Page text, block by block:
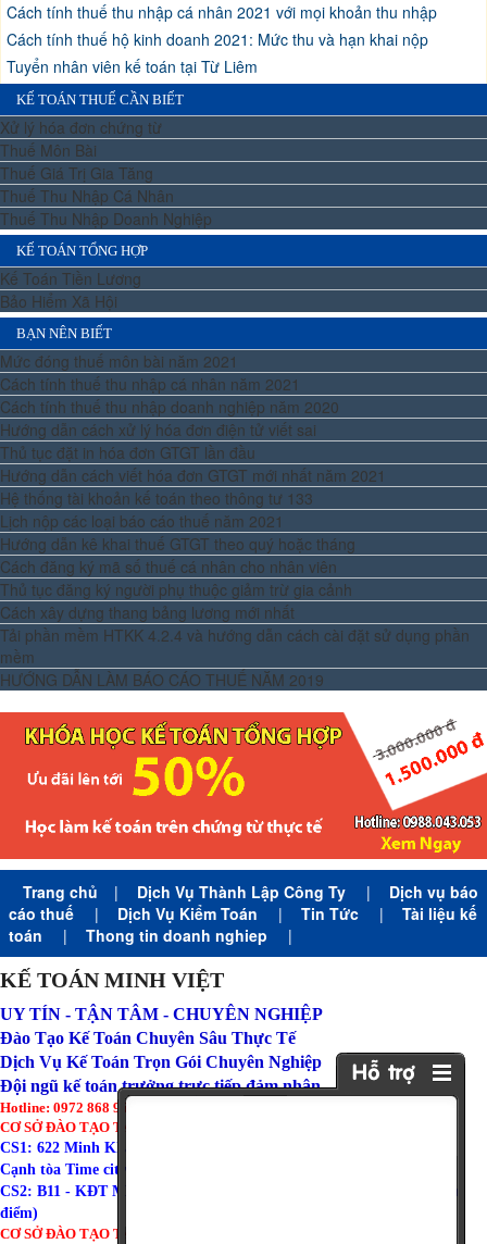
Cách tính thuế thu nhập cá nhân 2021 với mọi khoản thu nhập
Cách tính thuế hộ kinh doanh 2021: Mức thu và hạn khai nộp
Tuyển nhân viên kế toán tại Từ Liêm
KẾ TOÁN THUẾ CẦN BIẾT
Xử lý hóa đơn chứng từ
Thuế Môn Bài
Thuế Giá Trị Gia Tăng
Thuế Thu Nhập Cá Nhân
Thuế Thu Nhập Doanh Nghiệp
KẾ TOÁN TỔNG HỢP
Kế Toán Tiền Lương
Bảo Hiểm Xã Hội
BẠN NÊN BIẾT
Mức đóng thuế môn bài năm 2021
Cách tính thuế thu nhập cá nhân năm 2021
Cách tính thuế thu nhập doanh nghiệp năm 2020
Hướng dẫn cách xử lý hóa đơn điện tử viết sai
Thủ tục đặt in hóa đơn GTGT lần đầu
Hướng dẫn cách viết hóa đơn GTGT mới nhất năm 2021
Hệ thống tài khoản kế toán theo thông tư 133
Lịch nộp các loại báo cáo thuế năm 2021
Hướng dẫn kê khai thuế GTGT theo quý hoặc tháng
Cách đăng ký mã số thuế cá nhân cho nhân viên
Thủ tục đăng ký người phụ thuộc giảm trừ gia cảnh
Cách xây dựng thang bảng lương mới nhất
Tải phần mềm HTKK 4.2.4 và hướng dẫn cách cài đặt sử dụng phần
mềm
HƯỚNG DẪN LÀM BÁO CÁO THUẾ NĂM 2019
Trang chủ | Dịch Vụ Thành Lập Công Ty |
Dịch vụ báo
cáo thuế
| Dịch Vụ Kiểm Toán | Tin Tức |
Tài liệu kế
toán
| Thong tin doanh nghiep |
KẾ TOÁN MINH VIỆT
UY TÍN - TẬN TÂM - CHUYÊN NGHIỆP
Đào Tạo Kế Toán Chuyên Sâu Thực Tế
Dịch Vụ Kế Toán Trọn Gói Chuyên Nghiệp
Đội ngũ kế toán trưởng trực tiếp đảm nhận
Hotline: 0972 868 960 (Zalo)
CƠ SỞ ĐÀO TẠO TẠI HÀ NỘI:
CS1: 622 Minh Khai - Hai Bà Trưng - Hà Nội ( Tòa Amber Riverside
Cạnh tòa Time city )
CS2: B11 - KĐT Mỹ Đình I - Từ Liêm - Hà Nội ( Gần trường đoàn thị
điểm)
CƠ SỞ ĐÀO TẠO TẠI BẮC NINH: